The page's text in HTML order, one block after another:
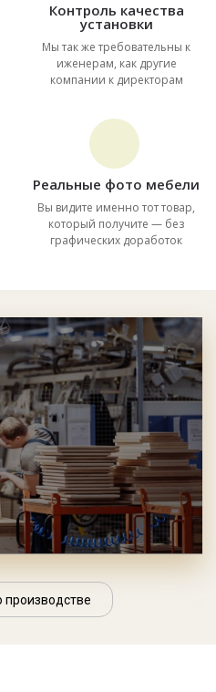
Контроль качества
установки
Мы так же требовательны к
иженерам, как другие
компании к директорам
Реальные фото мебели
Вы видите именно тот товар,
который получите — без
графических доработок
производстве